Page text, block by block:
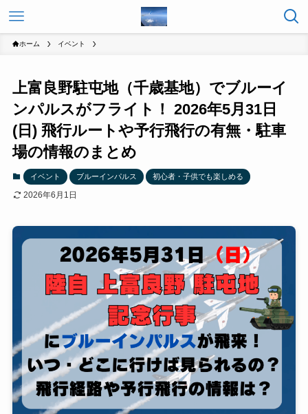
ホーム イベント
上富良野駐屯地（千歳基地）でブルーイ
ンパルスがフライト！ 2026年5月31日
(日) 飛行ルートや予行飛行の有無・駐車
場の情報のまとめ
イベント ブルーインパルス 初心者・子供でも楽しめる
2026年6月1日